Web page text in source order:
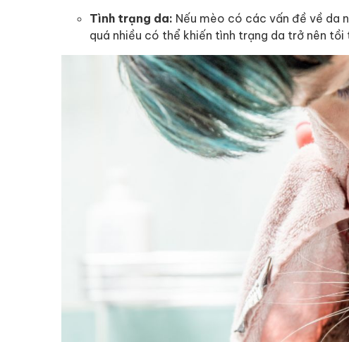
Tình trạng da: Nếu mèo có các vấn đề về da
quá nhiều có thể khiến tình trạng da trở nên tồi